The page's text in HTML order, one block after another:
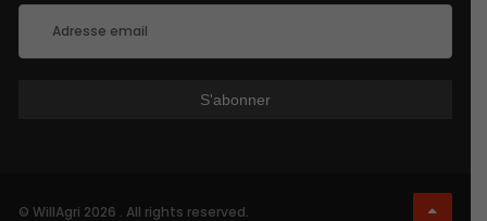
© WillAgri 2026 . All rights reserved.